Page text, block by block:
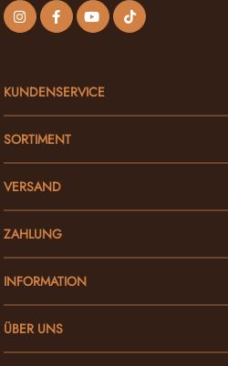
KUNDENSERVICE
SORTIMENT
VERSAND
ZAHLUNG
INFORMATION
ÜBER UNS